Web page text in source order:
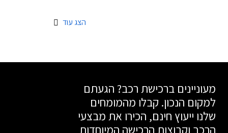
הצג עוד
מעוניינים ברכישת רכב? הגעתם
למקום הנכון. קבלו מהמומחים
שלנו ייעוץ חינם, הכירו את מבצעי
הרכב וקבוצות הרכישה המיוחדות